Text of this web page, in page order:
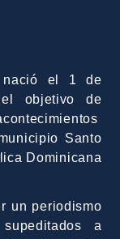
nació el 1 de
objetivo de
Santo
Dominicana
un periodismo
a